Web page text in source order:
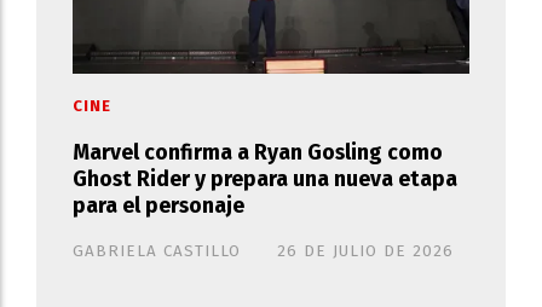
Marvel confirma a Ryan Gosling como
Ghost Rider y prepara una nueva etapa
para el personaje
GABRIELA CASTILLO
CINE
26 DE JULIO DE 2026